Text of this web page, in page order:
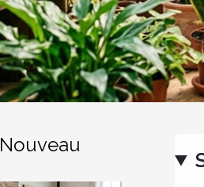
Nouveau